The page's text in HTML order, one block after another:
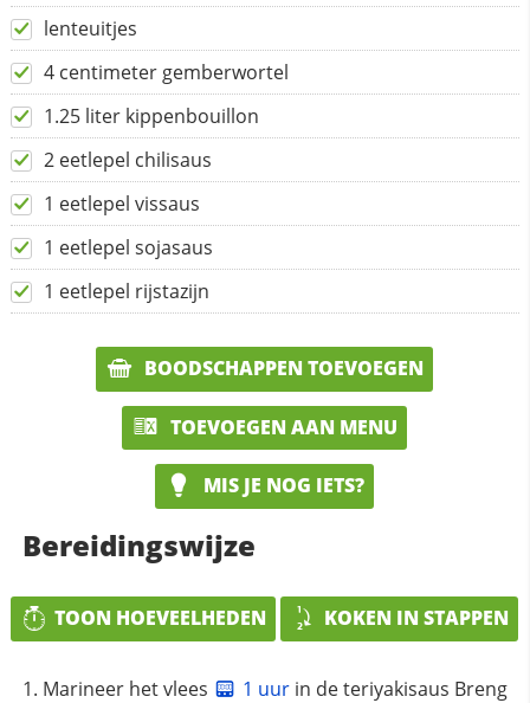
lenteuitjes
4 centimeter gemberwortel
1.25 liter kippenbouillon
2 eetlepel chilisaus
1 eetlepel vissaus
1 eetlepel sojasaus
1 eetlepel rijstazijn
BOODSCHAPPEN TOEVOEGEN
TOEVOEGEN AAN MENU
MIS JE NOG IETS?
Bereidingswijze
TOON HOEVEELHEDEN KOKEN IN STAPPEN
Marineer het vlees 1 uurin de teriyakisaus Breng